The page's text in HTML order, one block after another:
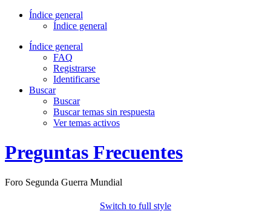
Índice general
Índice general
Índice general
FAQ
Registrarse
Identificarse
Buscar
Buscar
Buscar temas sin respuesta
Ver temas activos
Preguntas Frecuentes
Foro Segunda Guerra Mundial
Switch to full style